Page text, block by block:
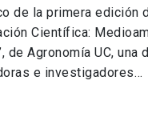
de la primera edición
Científica:
de Agronomía UC, una
e investigadores…